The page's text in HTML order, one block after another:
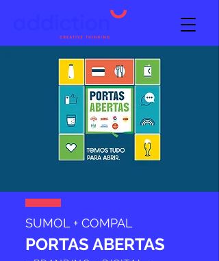
SUMOL + COMPAL
PORTAS ABERTAS